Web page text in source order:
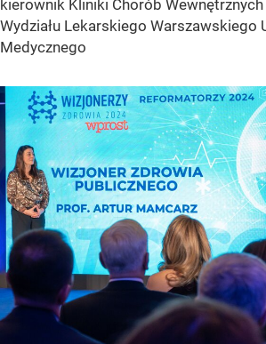
kierownik Kliniki Chorób
Wydziału Lekarskiego Warszawskiego
Medycznego